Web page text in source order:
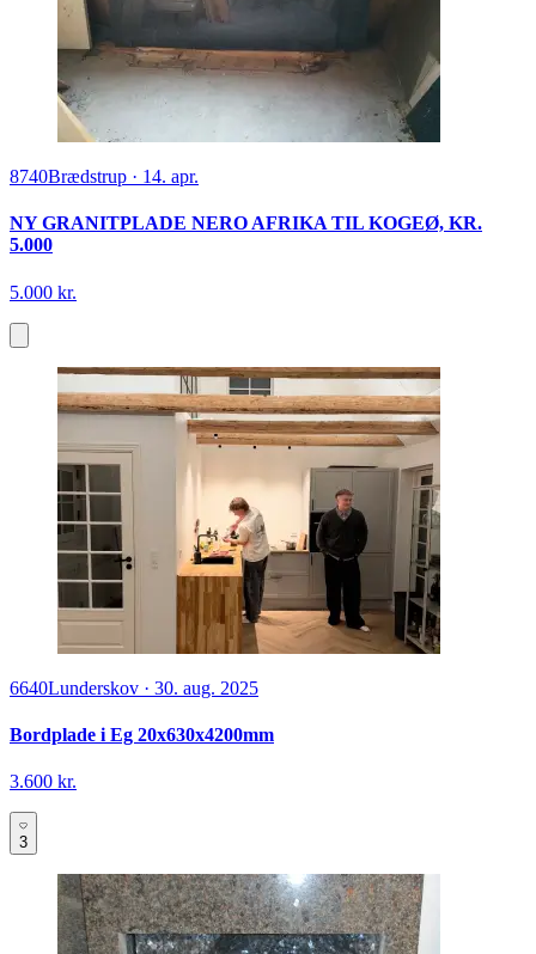
8740Brædstrup · 14. apr.
NY GRANITPLADE NERO AFRIKA TIL KOGEØ, KR.
5.000
5.000 kr.
6640Lunderskov · 30. aug. 2025
Bordplade i Eg 20x630x4200mm
3.600 kr.
3